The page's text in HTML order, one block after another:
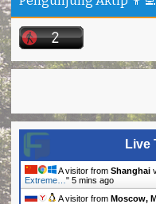
Live
A visitor from Shanghai
Extreme… " 5 mins ago
A visitor from Moscow,